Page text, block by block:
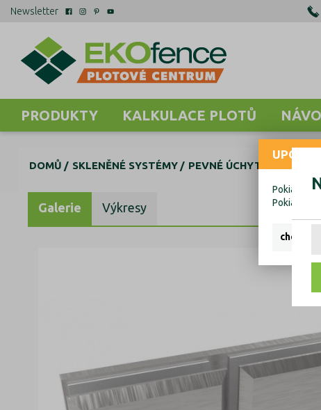
Newsletter
PRODUKTY KALKULACE PLOTŮ
DOMŮ SKLENĚNÉ SYSTÉMY PEVNÉ ÚCHYTY, SPOJKY
Galerie Výkresy
Pokiaľ
Pokiaľ
chcem